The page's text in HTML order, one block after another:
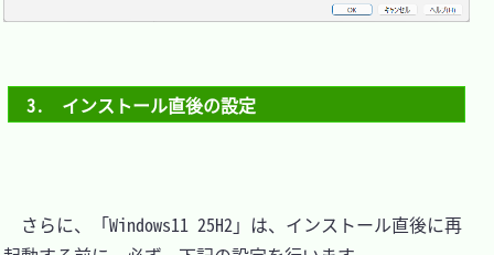
3.　インストール直後の設定
さらに、「Windows11 25H2」は、インストール直後に再